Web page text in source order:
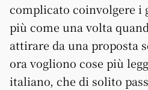
complicato coinvolgere i
più come una volta
attirare da una proposta
ora vogliono cose più
italiano, che di solito